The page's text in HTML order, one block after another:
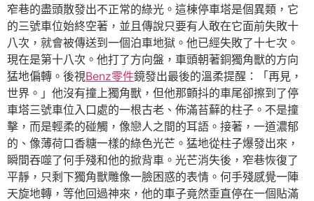
窄巷的盡頭散發出不正常的綠光。這棟停車塔是個異類，它
的三號車位始終空著，並且傳說只要有人敢在它面前失敗十
八次，就會被傳送到一個泊車地獄。他已經失敗了十七次。
現在是第十八次。他打了方向盤，車頭朝著銅獨角獸的方向
猛地偏轉。後視Benz零件鏡發出最後的溫柔提醒：「再見，
世界。」他沒有撞上獨角獸，但他那顫抖的車尾卻擦到了停
車塔三號車位入口處的一根古老、佈滿苔蘚的柱子。不是撞
擊，而是輕柔的碰觸，像戀人之間的耳語。接著，一道濃郁
的、像薄荷口香糖一樣的綠色光芒。猛地從柱子爆發出來，
瞬間吞噬了何手殘和他的掀背車。光芒消失後，窄巷恢復了
平靜，只剩下獨角獸雕像一臉困惑的表情。何手殘感覺一陣
天旋地轉，等他回過神來，他的車子竟然垂直停在一個貼滿